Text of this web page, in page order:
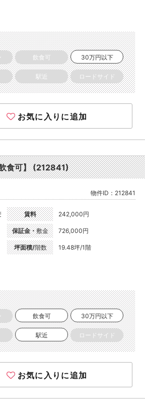
飲食可 30万円以下
駅近 ロードサイド
お気に入りに追加
食可】 (212841)
物件ID：212841
賃料 242,000円
保証金・敷金 726,000円
坪面積/階数 19.48坪/1階
飲食可 30万円以下
駅近 ロードサイド
お気に入りに追加